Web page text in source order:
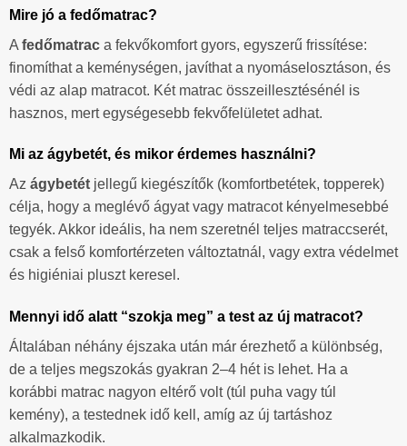
Mire jó a fedőmatrac?
A fedőmatrac a fekvőkomfort gyors, egyszerű frissítése:
finomíthat a keménységen, javíthat a nyomáselosztáson, és
védi az alap matracot. Két matrac összeillesztésénél is
hasznos, mert egységesebb fekvőfelületet adhat.
Mi az ágybetét, és mikor érdemes használni?
Az ágybetét jellegű kiegészítők (komfortbetétek, topperek)
célja, hogy a meglévő ágyat vagy matracot kényelmesebbé
tegyék. Akkor ideális, ha nem szeretnél teljes matraccserét,
csak a felső komfortérzeten változtatnál, vagy extra védelmet
és higiéniai pluszt keresel.
Mennyi idő alatt “szokja meg” a test az új matracot?
Általában néhány éjszaka után már érezhető a különbség,
de a teljes megszokás gyakran 2–4 hét is lehet. Ha a
korábbi matrac nagyon eltérő volt (túl puha vagy túl
kemény), a testednek idő kell, amíg az új tartáshoz
alkalmazkodik.